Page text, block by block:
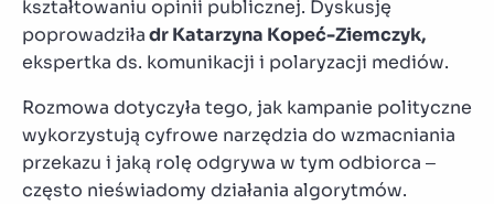
kształtowaniu opinii publicznej. Dyskusję
poprowadziładr Katarzyna Kopeć-Ziemczyk,
ekspertka ds. komunikacji i polaryzacji mediów.
Rozmowa dotyczyła tego, jak kampanie polityczne
wykorzystują cyfrowe narzędzia do wzmacniania
przekazu i jaką rolę odgrywa w tym odbiorca –
często nieświadomy działania algorytmów.